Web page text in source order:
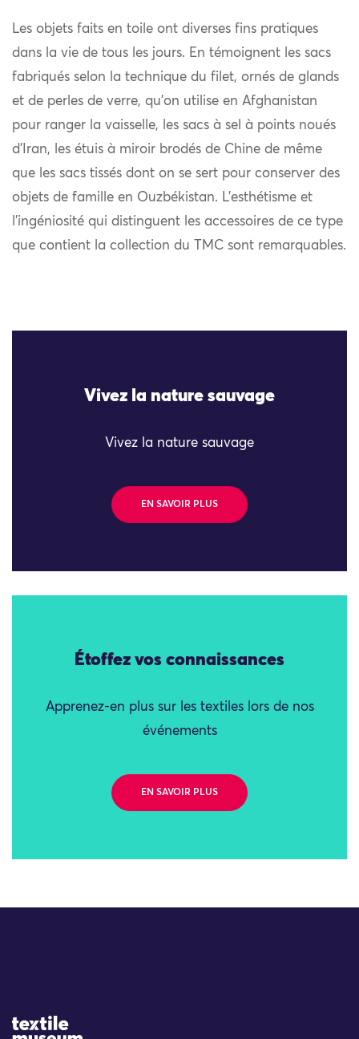
Les objets faits en toile ont diverses fins pratiques
dans la vie de tous les jours. En témoignent les sacs
fabriqués selon la technique du filet, ornés de glands
et de perles de verre, qu’on utilise en Afghanistan
pour ranger la vaisselle, les sacs à sel à points noués
d’Iran, les étuis à miroir brodés de Chine de même
que les sacs tissés dont on se sert pour conserver des
objets de famille en Ouzbékistan. L’esthétisme et
l’ingéniosité qui distinguent les accessoires de ce type
que contient la collection du TMC sont remarquables.
Vivez la nature sauvage
Vivez la nature sauvage
EN SAVOIR PLUS
Étoffez vos connaissances
Apprenez-en plus sur les textiles lors de nos
événements
EN SAVOIR PLUS
Site Logo